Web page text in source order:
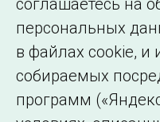
соглашаетесь на
персональных
в файлах cookie, и
собираемых
программ